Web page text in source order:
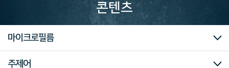
콘텐츠
대한민국임시정부
독립운동가 자료
마이크로필름
미주흥사단
신문자료
의병자료
재한선교사보고문건
일제강점기 피해자 명부
대한인국민회
주제어